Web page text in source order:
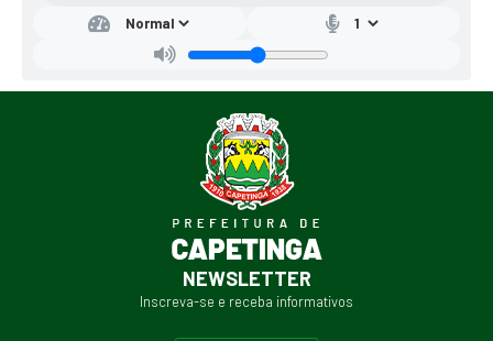
NEWSLETTER
Inscreva-se e receba informativos